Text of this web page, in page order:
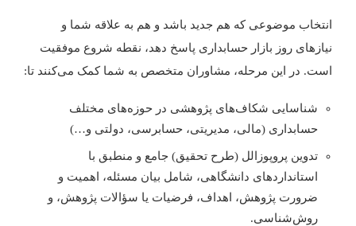
موضوعی که هم جدید باشد و هم به علاقه شما و
روز بازار حسابداری پاسخ دهد، نقطه شروع موفقیت
در این مرحله، مشاوران متخصص به شما کمک می‌کنند تا:
شناسایی شکاف‌های پژوهشی در حوزه‌های مختلف
حسابداری (مالی، مدیریتی، حسابرسی، دولتی و…)
تدوین پروپوزالل (طرح تحقیق) جامع و منطبق با
استانداردهای دانشگاهی، شامل بیان مسئله، اهمیت و
ضرورت پژوهش، اهداف، فرضیات یا سؤالات پژوهش، و
روش‌شناسی.